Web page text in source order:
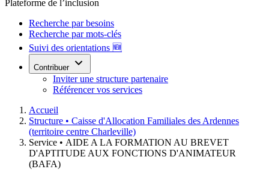
Plateforme de l’inclusion
Recherche par besoins
Recherche par mots-clés
Suivi des orientations 🆕
Contribuer
Inviter une structure partenaire
Référencer vos services
Accueil
Structure • Caisse d'Allocation Familiales des Ardennes
(territoire centre Charleville)
Service • AIDE A LA FORMATION AU BREVET
D'APTITUDE AUX FONCTIONS D'ANIMATEUR
(BAFA)